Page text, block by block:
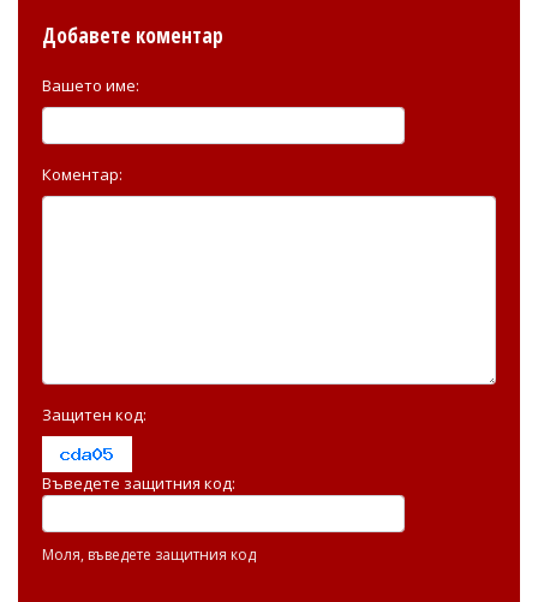
Добавете коментар
Вашето име:
Коментар:
Защитен код:
Въведете защитния код:
Моля, въведете защитния код